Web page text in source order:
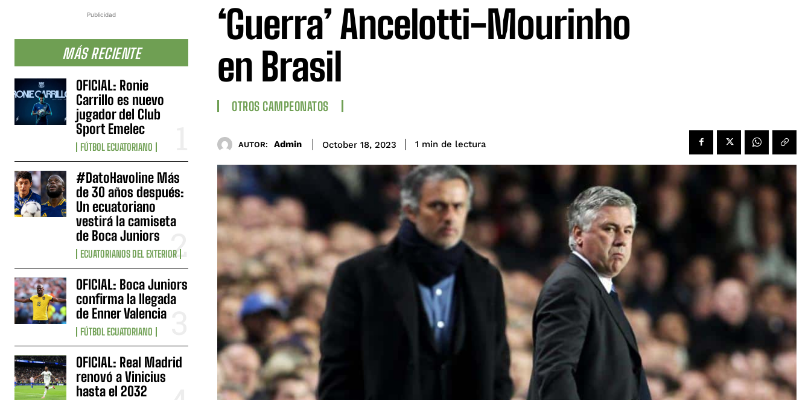
Publicidad
MÁS RECIENTE
OFICIAL: Ronie
Carrillo es nuevo
jugador del Club
Sport Emelec
FÚTBOL ECUATORIANO
#DatoHavoline Más
de 30 años después:
Un ecuatoriano
vestirá la camiseta
de Boca Juniors
ECUATORIANOS DEL EXTERIOR
OFICIAL: Boca Juniors
confirma la llegada
de Enner Valencia
FÚTBOL ECUATORIANO
OFICIAL: Real Madrid
renovó a Vinicius
hasta el 2032
‘Guerra’ Ancelotti-Mourinho
en Brasil
OTROS CAMPEONATOS
AUTOR: Admin October 18, 2023 1 min de lectura